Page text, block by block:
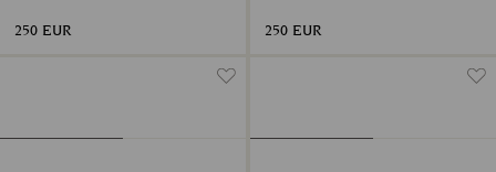
250 EUR 250 EUR